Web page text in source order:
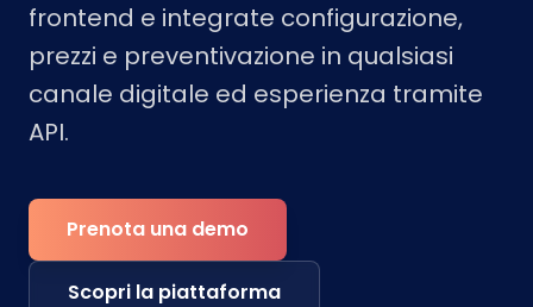
frontend e integrate configurazione,
prezzi e preventivazione in qualsiasi
canale digitale ed esperienza tramite
API.
Prenota una demo
Scopri la piattaforma